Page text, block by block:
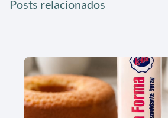
Posts relacionados